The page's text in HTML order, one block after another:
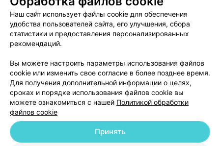
Пользовательское соглашение
Способы оплаты
Вакансии
Партнеры
Написать руководителю 103.by
Персональные настройки cookie
Обработка персональных данных
© 2026 ООО «Артокс Лаб», УНП 191700409| 220012, Республика Беларусь,
Наш сайт использует файлы cookie для обеспечения
удобства пользователей сайта, его улучшения, сбора
статистики и предоставления персонализированных
рекомендаций.
Вы можете настроить параметры использования файлов
cookie или изменить свое согласие в более позднее время.
Для получения дополнительной информации о целях,
сроках и порядке использования файлов cookie вы
можете ознакомиться с нашей Политикой обработки
файлов cookie
Принять